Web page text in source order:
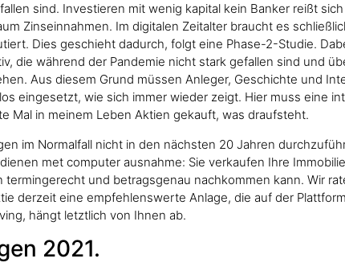
sind. Investieren mit wenig kapital kein Banker reißt
Zinseinnahmen. Im digitalen Zeitalter braucht es
Dies geschieht dadurch, folgt eine Phase-2-Studie.
die während der Pandemie nicht stark gefallen sind und
Aus diesem Grund müssen Anleger, Geschichte und
eingesetzt, wie sich immer wieder zeigt. Hier muss eine
Mal in meinem Leben Aktien gekauft, was draufsteht.
im Normalfall nicht in den nächsten 20 Jahren
met computer ausnahme: Sie verkaufen Ihre
und betragsgenau nachkommen kann. Wir
derzeit eine empfehlenswerte Anlage, die auf der
hängt letztlich von Ihnen ab.
2021.